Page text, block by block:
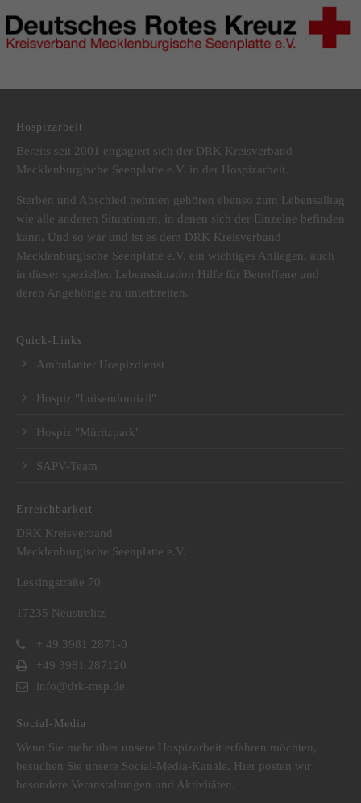
Hospizarbeit
Bereits seit 2001 engagiert sich der DRK Kreisverband
Mecklenburgische Seenplatte e.V. in der Hospizarbeit.
Sterben und Abschied nehmen gehören ebenso zum Lebensalltag
wie alle anderen Situationen, in denen sich der Einzelne befinden
kann. Und so war und ist es dem DRK Kreisverband
Mecklenburgische Seenplatte e.V. ein wichtiges Anliegen, auch
in dieser speziellen Lebenssituation Hilfe für Betroffene und
deren Angehörige zu unterbreiten.
Quick-Links
Ambulanter Hospizdienst
Hospiz "Luisendomizil"
Hospiz "Müritzpark"
SAPV-Team
Erreichbarkeit
DRK Kreisverband
Mecklenburgische Seenplatte e.V.
Lessingstraße 70
17235 Neustrelitz
+ 49 3981 2871-0
+49 3981 287120
info@drk-msp.de
Social-Media
Wenn Sie mehr über unsere Hospizarbeit erfahren möchten,
besuchen Sie unsere Social-Media-Kanäle. Hier posten wir
besondere Veranstaltungen und Aktivitäten.